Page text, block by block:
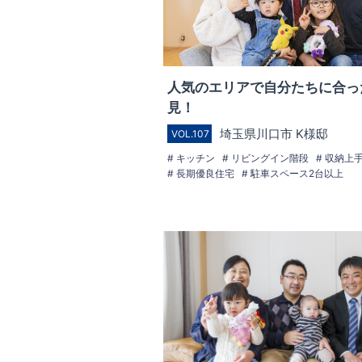
人気のエリアで自分たちに合
見！
VOL.107 埼玉県川口市 K様邸
キッチン リビングイン階段
収納上
長期優良住宅
駐車スペース2台以上